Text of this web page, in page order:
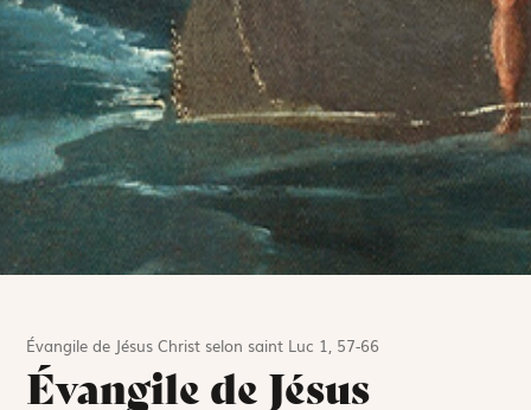
Évangile de Jésus Christ selon saint Luc 1, 57-66
Évangile de Jésus